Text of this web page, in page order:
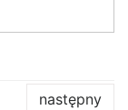
następny